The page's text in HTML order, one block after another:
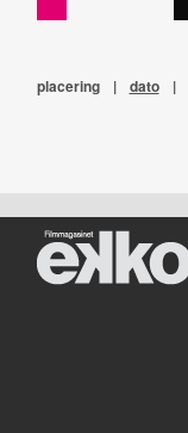
placering | dato |